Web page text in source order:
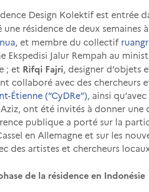
Design Kolektif est entrée
résidence de deux semaines
, et membre du collectif
Jalur Rempah au
; et Rifqi Fajri, designer d’objets
collaboré avec des chercheurs
Étienne (“CyDRe”), ainsi
ont été invités à donner une
publique a porté sur la
en Allemagne et sur les
des artistes et chercheurs
de la résidence en Indonésie